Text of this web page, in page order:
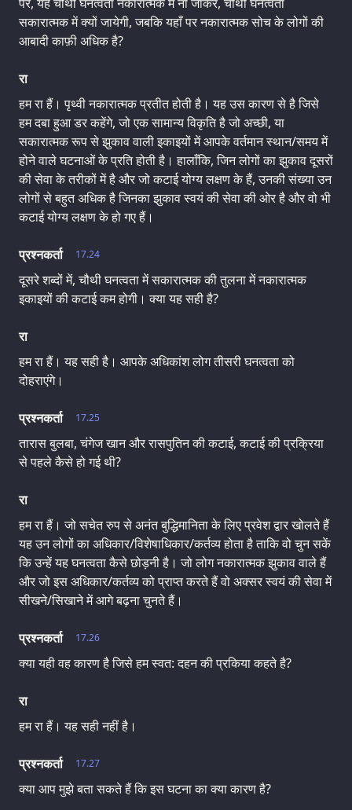
सकारात्मक में क्यों जायेगी, जबकि यहाँ पर नकारात्मक सोच के लोगों की
आबादी काफ़ी अधिक है?
रा
हम रा हैं। पृथ्वी नकारात्मक प्रतीत होती है। यह उस कारण से है जिसे
हम दबा हुआ डर कहेंगे, जो एक सामान्य विकृति है जो अच्छी, या
सकारात्मक रूप से झुकाव वाली इकाइयों में आपके वर्तमान स्थान/समय में
होने वाले घटनाओं के प्रति होती है। हालाँकि, जिन लोगों का झुकाव दूसरों
की सेवा के तरीकों में है और जो कटाई योग्य लक्षण के हैं, उनकी संख्या उन
लोगों से बहुत अधिक है जिनका झुकाव स्वयं की सेवा की ओर है और वो भी
कटाई योग्य लक्षण के हो गए हैं।
17.24
प्रश्नकर्ता
दूसरे शब्दों में, चौथी घनत्वता में सकारात्मक की तुलना में नकारात्मक
इकाइयों की कटाई कम होगी। क्या यह सही है?
रा
हम रा हैं। यह सही है। आपके अधिकांश लोग तीसरी घनत्वता को
दोहराएंगे।
17.25
प्रश्नकर्ता
तारास बुलबा, चंगेज खान और रासपुतिन की कटाई, कटाई की प्रक्रिया
से पहले कैसे हो गई थी?
रा
हम रा हैं। जो सचेत रुप से अनंत बुद्धिमानिता के लिए प्रवेश द्वार खोलते हैं
यह उन लोगों का अधिकार/विशेषाधिकार/कर्तव्य होता है ताकि वो चुन सकें
कि उन्हें यह घनत्वता कैसे छोड़नी है। जो लोग नकारात्मक झुकाव वाले हैं
और जो इस अधिकार/कर्तव्य को प्राप्त करते हैं वो अक्सर स्वयं की सेवा में
सीखने/सिखाने में आगे बढ़ना चुनते हैं।
17.26
प्रश्नकर्ता
क्या यही वह कारण है जिसे हम स्वत: दहन की प्रकिया कहते है?
रा
हम रा हैं। यह सही नहीं है।
17.27
प्रश्नकर्ता
क्या आप मुझे बता सकते हैं कि इस घटना का क्या कारण है?